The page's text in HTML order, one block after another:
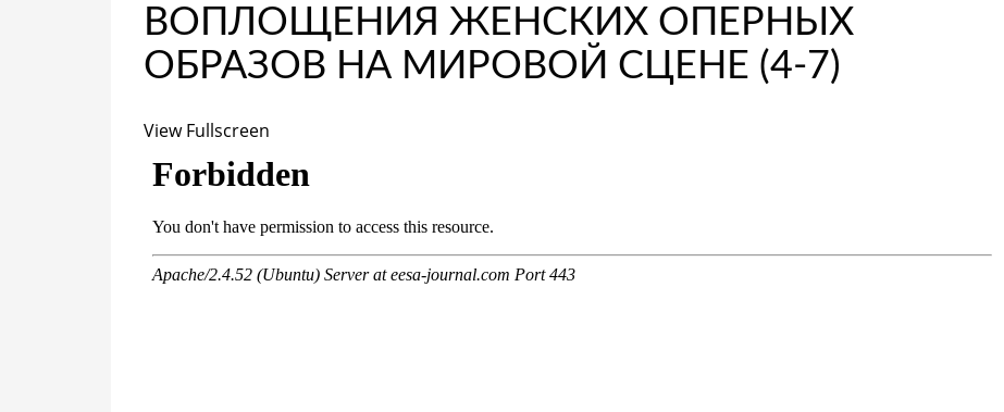
ВОПЛОЩЕНИЯ ЖЕНСКИХ ОПЕРНЫХ
ОБРАЗОВ НА МИРОВОЙ СЦЕНЕ (4-7)
View Fullscreen
Перейти
содержимому
PDF